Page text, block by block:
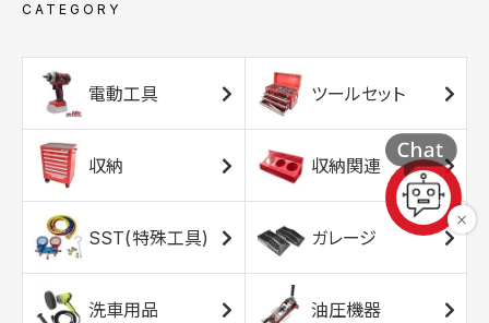
CATEGORY
電動工具 ツールセット
収納 収納関連
SST(特殊工具) ガレージ
洗車用品 油圧機器